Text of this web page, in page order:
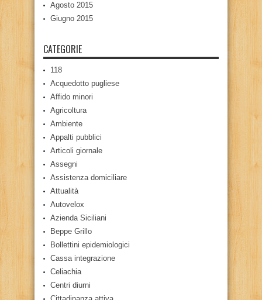
Agosto 2015
Giugno 2015
CATEGORIE
118
Acquedotto pugliese
Affido minori
Agricoltura
Ambiente
Appalti pubblici
Articoli giornale
Assegni
Assistenza domiciliare
Attualità
Autovelox
Azienda Siciliani
Beppe Grillo
Bollettini epidemiologici
Cassa integrazione
Celiachia
Centri diurni